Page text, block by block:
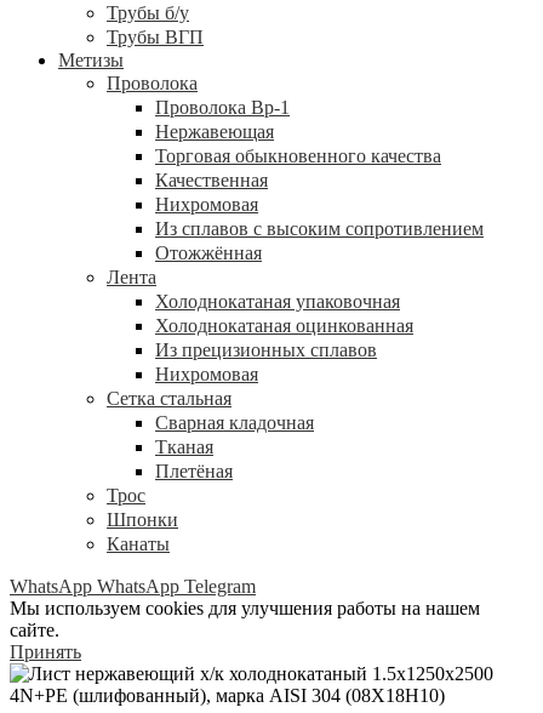
Трубы б/у
Трубы ВГП
Метизы
Проволока
Проволока Вр-1
Нержавеющая
Торговая обыкновенного качества
Качественная
Нихромовая
Из сплавов с высоким сопротивлением
Отожжённая
Лента
Холоднокатаная упаковочная
Холоднокатаная оцинкованная
Из прецизионных сплавов
Нихромовая
Сетка стальная
Сварная кладочная
Тканая
Плетёная
Трос
Шпонки
Канаты
WhatsApp WhatsApp Telegram
Мы используем cookies для улучшения работы на нашем
сайте.
Принять